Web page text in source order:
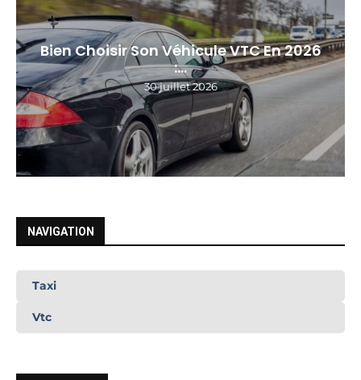
Bien Choisir Son Véhicule VTC En 2026
:...
30 juillet 2026
NAVIGATION
Taxi
Vtc